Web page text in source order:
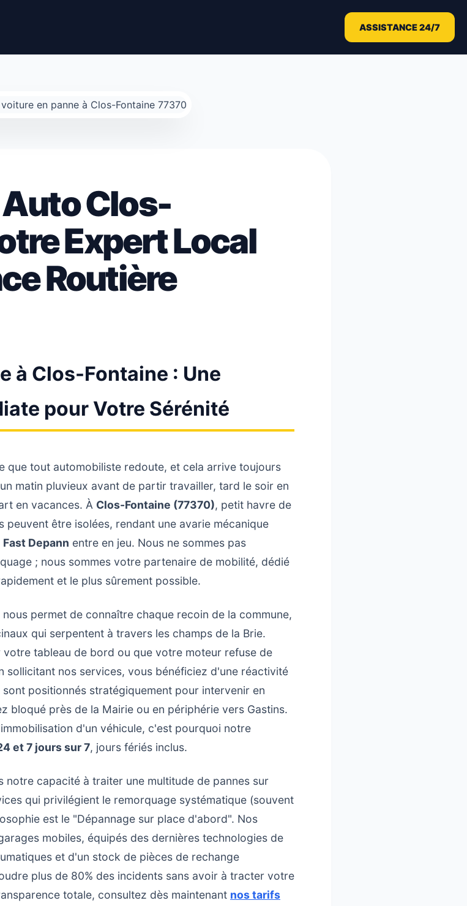
ASSISTANCE 24/7
Clos-
Expert Local
Routière
à Clos-Fontaine : Une
pour Votre Sérénité
que tout automobiliste redoute, et cela arrive toujours
matin pluvieux avant de partir travailler, tard le soir en
en vacances. À Clos-Fontaine (77370), petit havre de
peuvent être isolées, rendant une avarie mécanique
Fast Depann entre en jeu. Nous ne sommes pas
; nous sommes votre partenaire de mobilité, dédié
et le plus sûrement possible.
permet de connaître chaque recoin de la commune,
qui serpentent à travers les champs de la Brie.
tableau de bord ou que votre moteur refuse de
sollicitant nos services, vous bénéficiez d'une réactivité
positionnés stratégiquement pour intervenir en
bloqué près de la Mairie ou en périphérie vers Gastins.
d'un véhicule, c'est pourquoi notre
et 7 jours sur 7, jours fériés inclus.
notre capacité à traiter une multitude de pannes sur
qui privilégient le remorquage systématique (souvent
est le "Dépannage sur place d'abord". Nos
mobiles, équipés des dernières technologies de
et d'un stock de pièces de rechange
plus de 80% des incidents sans avoir à tracter votre
totale, consultez dès maintenant nos tarifs